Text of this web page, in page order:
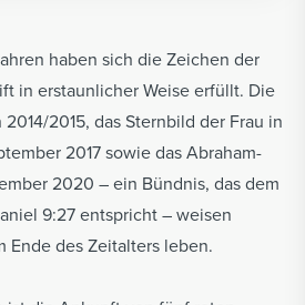
haben sich die Zeichen der
in erstaunlicher Weise erfüllt. Die
2015, das Sternbild der Frau in
2017 sowie das Abraham-
2020 – ein Bündnis, das dem
9:27 entspricht – weisen
Ende des Zeitalters leben.